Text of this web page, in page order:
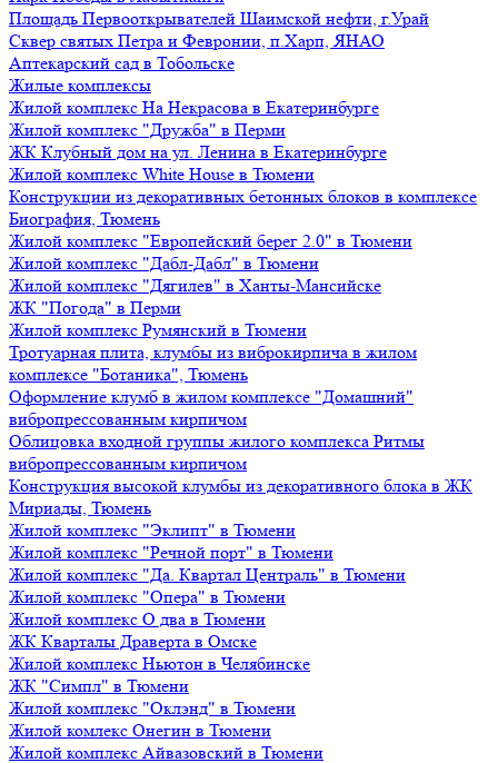
Площадь Первооткрывателей Шаимской нефти, г.Урай
Сквер святых Петра и Февронии, п.Харп, ЯНАО
Аптекарский сад в Тобольске
Жилые комплексы
Жилой комплекс На Некрасова в Екатеринбурге
Жилой комплекс "Дружба" в Перми
ЖК Клубный дом на ул. Ленина в Екатеринбурге
Жилой комплекс White House в Тюмени
Конструкции из декоративных бетонных блоков в комплексе
Биография, Тюмень
Жилой комплекс "Европейский берег 2.0" в Тюмени
Жилой комплекс "Дабл-Дабл" в Тюмени
Жилой комплекс "Дягилев" в Ханты-Мансийске
ЖК "Погода" в Перми
Жилой комплекс Румянский в Тюмени
Тротуарная плита, клумбы из виброкирпича в жилом
комплексе "Ботаника", Тюмень
Оформление клумб в жилом комплексе "Домашний"
вибропрессованным кирпичом
Облицовка входной группы жилого комплекса Ритмы
вибропрессованным кирпичом
Конструкция высокой клумбы из декоративного блока в ЖК
Мириады, Тюмень
Жилой комплекс "Эклипт" в Тюмени
Жилой комплекс "Речной порт" в Тюмени
Жилой комплекс "Да. Квартал Централь" в Тюмени
Жилой комплекс "Опера" в Тюмени
Жилой комплекс О два в Тюмени
ЖК Кварталы Драверта в Омске
Жилой комплекс Ньютон в Челябинске
ЖК "Симпл" в Тюмени
Жилой комплекс "Оклэнд" в Тюмени
Жилой комлекс Онегин в Тюмени
Жилой комплекс Айвазовский в Тюмени